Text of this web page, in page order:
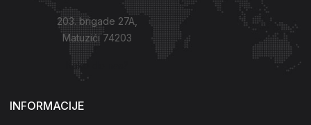
203. brigade 27A,
Matuzići 74203
Kako do nas?
INFORMACIJE